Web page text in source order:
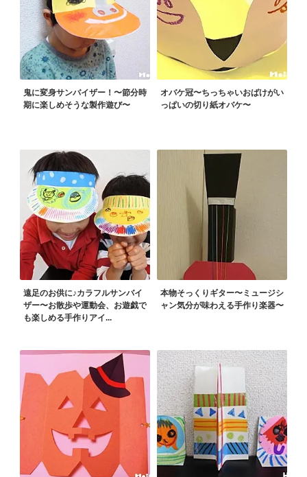
鬼に変身サンバイザー！〜節分時
期に楽しめそうな製作遊び〜
オバケ冠〜ちっちゃいおばけがい
っぱいの切り紙オバケ〜
遠足のお供に♪カラフルサンバイ
ザー〜お散歩や運動会、お遊戯で
も楽しめる手作りアイ...
本物そっくりギター〜ミュージシ
ャン気分が味わえる手作り楽器〜